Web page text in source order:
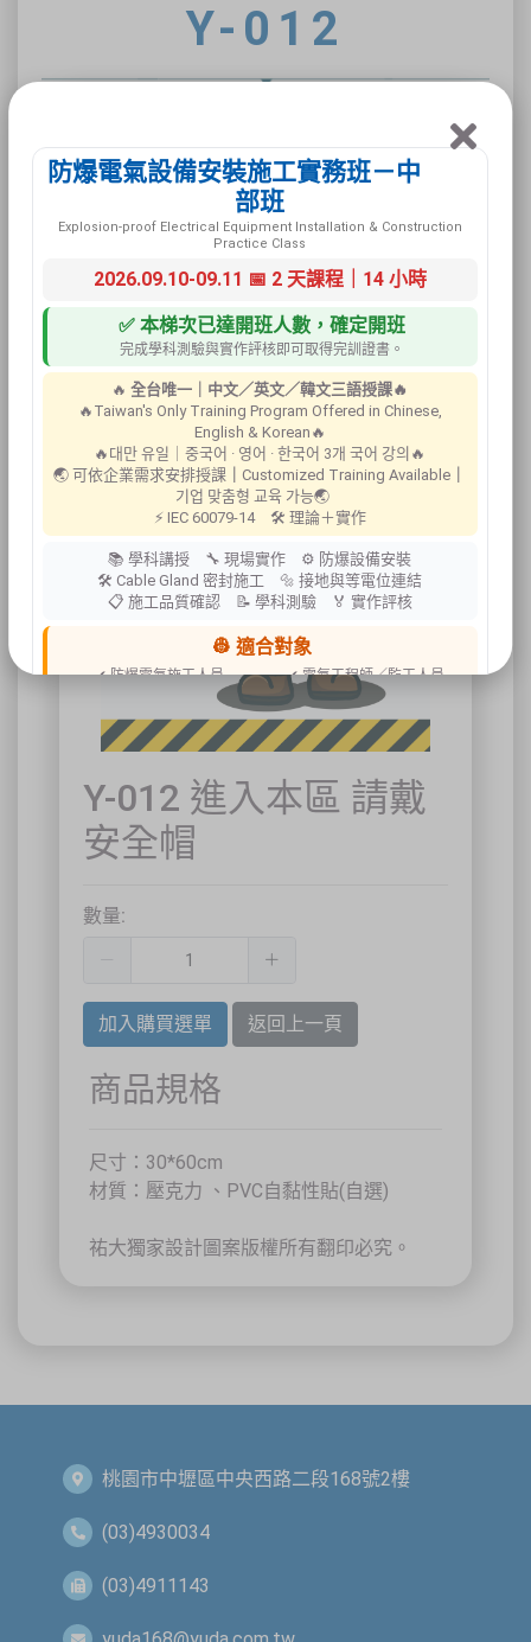
Y-012
Y-012 進入本區 請戴
安全帽
數量:
加入購買選單 返回上一頁
商品規格
尺寸：30*60cm
材質：壓克力 、PVC自黏性貼(自選)
祐大獨家設計圖案版權所有翻印必究。
桃園市中壢區中央西路二段168號2樓
(03)4930034
(03)4911143
防爆電氣設備安裝施工實務班－中
部班
Explosion-proof Electrical Equipment Installation & Construction
Practice Class
2026.09.10-09.11 📅 2 天課程｜14 小時
✅ 本梯次已達開班人數，確定開班
完成學科測驗與實作評核即可取得完訓證書。
🔥全台唯一｜中文／英文／韓文三語授課🔥
🔥Taiwan's Only Training Program Offered in Chinese,
English & Korean🔥
🔥대만 유일｜중국어 · 영어 · 한국어 3개 국어 강의🔥
🌏 可依企業需求安排授課
Customized Training Available
기업 맞춤형 교육 가능🌏
⚡ IEC 60079-14 🛠 理論＋實作
📚 學科講授 🔧 現場實作 ⚙ 防爆設備安裝
🛠 Cable Gland 密封施工 🔩 接地與等電位連結
📋 施工品質確認 📝 學科測驗 🏅 實作評核
👷 適合對象
✔ 防爆電氣施工人員
✔ 電氣工程師／監工人員
✔ 工程承攬商
✔ 工廠設備管理人員
祐昕技術股份有限公司（祐大-台中分公司）
40458 臺中市北區中清路一段100號9樓
主辦單位
🚄 建議搭乘高鐵至臺中站後轉乘計程車
🌱 大眾運輸每人每公里約可減少 67% 碳排放
🔥 線上報名｜火速搶位
名額有限，依完成報名及繳費順序保留名額，額滿即截止。